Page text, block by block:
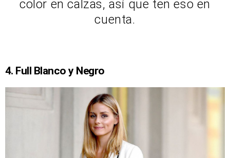
color en calzas, así que ten eso en
cuenta.
4. Full Blanco y Negro